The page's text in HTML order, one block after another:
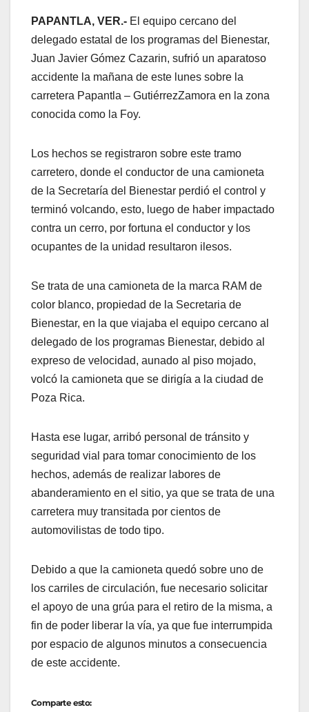
PAPANTLA, VER.- El equipo cercano del
delegado estatal de los programas del Bienestar,
Juan Javier Gómez Cazarin, sufrió un aparatoso
accidente la mañana de este lunes sobre la
carretera Papantla – GutiérrezZamora en la zona
conocida como la Foy.
Los hechos se registraron sobre este tramo
carretero, donde el conductor de una camioneta
de la Secretaría del Bienestar perdió el control y
terminó volcando, esto, luego de haber impactado
contra un cerro, por fortuna el conductor y los
ocupantes de la unidad resultaron ilesos.
Se trata de una camioneta de la marca RAM de
color blanco, propiedad de la Secretaria de
Bienestar, en la que viajaba el equipo cercano al
delegado de los programas Bienestar, debido al
expreso de velocidad, aunado al piso mojado,
volcó la camioneta que se dirigía a la ciudad de
Poza Rica.
Hasta ese lugar, arribó personal de tránsito y
seguridad vial para tomar conocimiento de los
hechos, además de realizar labores de
abanderamiento en el sitio, ya que se trata de una
carretera muy transitada por cientos de
automovilistas de todo tipo.
Debido a que la camioneta quedó sobre uno de
los carriles de circulación, fue necesario solicitar
el apoyo de una grúa para el retiro de la misma, a
fin de poder liberar la vía, ya que fue interrumpida
por espacio de algunos minutos a consecuencia
de este accidente.
Comparte esto: